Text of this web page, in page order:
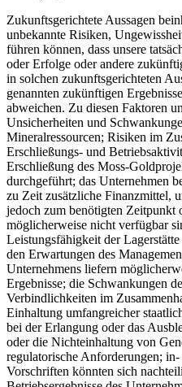
Zukunftsgerichtete Aussagen
unbekannte Risiken,
führen können, dass unsere
oder Erfolge oder andere
in solchen zukunftsgerichteten
genannten zukünftigen
abweichen. Zu diesen Faktoren
Unsicherheiten und
Mineralressourcen; Risiken im
Erschließungs- und
Erschließung des Moss-
durchgeführt; das Unternehmen
zu Zeit zusätzliche Finanzmittel,
jedoch zum benötigten Zeitpunkt
möglicherweise nicht verfügbar
Leistungsfähigkeit der
den Erwartungen des
Unternehmens liefern
Ergebnisse; die Schwankungen
Verbindlichkeiten im
Einhaltung umfangreicher
bei der Erlangung oder das
oder die Nichteinhaltung von
regulatorische Anforderungen;
Vorschriften könnten sich